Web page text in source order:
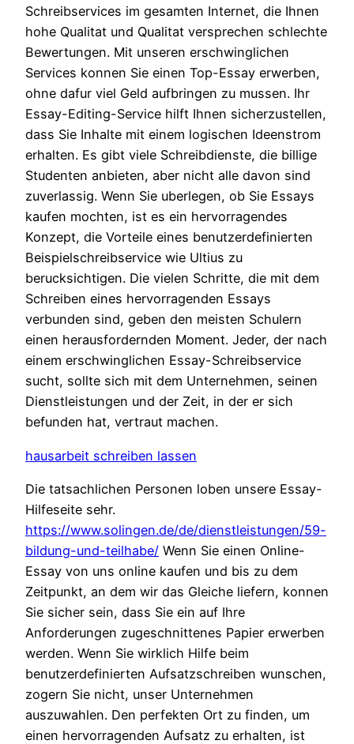
Schreibservices im gesamten Internet, die Ihnen
hohe Qualitat und Qualitat versprechen schlechte
Bewertungen. Mit unseren erschwinglichen
Services konnen Sie einen Top-Essay erwerben,
ohne dafur viel Geld aufbringen zu mussen. Ihr
Essay-Editing-Service hilft Ihnen sicherzustellen,
dass Sie Inhalte mit einem logischen Ideenstrom
erhalten. Es gibt viele Schreibdienste, die billige
Studenten anbieten, aber nicht alle davon sind
zuverlassig. Wenn Sie uberlegen, ob Sie Essays
kaufen mochten, ist es ein hervorragendes
Konzept, die Vorteile eines benutzerdefinierten
Beispielschreibservice wie Ultius zu
berucksichtigen. Die vielen Schritte, die mit dem
Schreiben eines hervorragenden Essays
verbunden sind, geben den meisten Schulern
einen herausfordernden Moment. Jeder, der nach
einem erschwinglichen Essay-Schreibservice
sucht, sollte sich mit dem Unternehmen, seinen
Dienstleistungen und der Zeit, in der er sich
befunden hat, vertraut machen.
hausarbeit schreiben lassen
Die tatsachlichen Personen loben unsere Essay-
Hilfeseite sehr.
https://www.solingen.de/de/dienstleistungen/59-
bildung-und-teilhabe/ Wenn Sie einen Online-
Essay von uns online kaufen und bis zu dem
Zeitpunkt, an dem wir das Gleiche liefern, konnen
Sie sicher sein, dass Sie ein auf Ihre
Anforderungen zugeschnittenes Papier erwerben
werden. Wenn Sie wirklich Hilfe beim
benutzerdefinierten Aufsatzschreiben wunschen,
zogern Sie nicht, unser Unternehmen
auszuwahlen. Den perfekten Ort zu finden, um
einen hervorragenden Aufsatz zu erhalten, ist